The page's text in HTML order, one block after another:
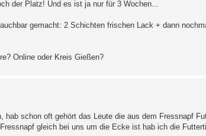
der Platz! Und es ist ja nur für 3 Wochen...
gemacht: 2 Schichten frischen Lack + dann
Online oder Kreis Gießen?
hab schon oft gehört das Leute die aus dem Fressnapf
gleich bei uns um die Ecke ist hab ich die